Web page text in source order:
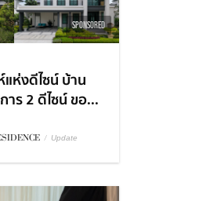
SPONSORED
ห่งดีไซน์ บ้าน
าร 2 ดีไซน์ ขอ...
/ Update